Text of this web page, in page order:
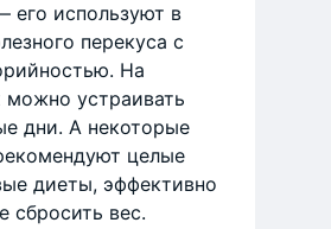
его используют в
перекуса с
На
можно устраивать
дни. А некоторые
целые
диеты, эффективно
сбросить вес.